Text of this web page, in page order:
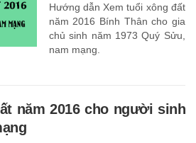
Hướng dẫn Xem tuổi xông đất
năm 2016 Bính Thân cho gia
chủ sinh năm 1973 Quý Sửu,
nam mạng.
năm 2016 cho người sinh